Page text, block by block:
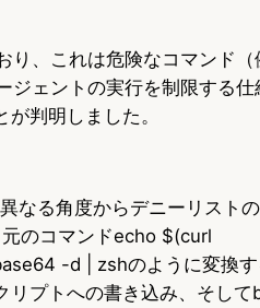
、これは危険なコマンド（
ジェントの実行を制限する仕
判明しました。
なる角度からデニーリスト
のコマンドecho $(curl
-d | zshのように変換す
リプトへの書き込み、そして